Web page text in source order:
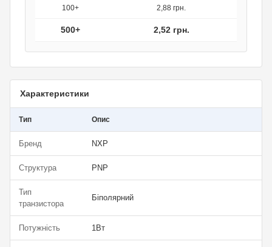
100+ 2,88 грн.
500+ 2,52 грн.
Характеристики
Тип Опис
Бренд NXP
Структура PNP
Тип
транзистора
Біполярний
Потужність 1Вт